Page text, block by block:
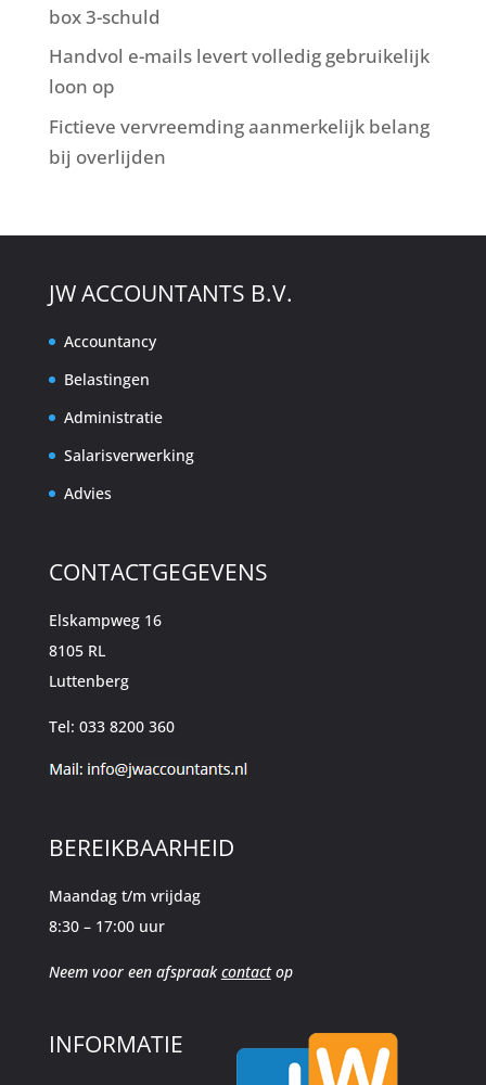
box 3-schuld
Handvol e-mails levert volledig gebruikelijk
loon op
Fictieve vervreemding aanmerkelijk belang
bij overlijden
JW ACCOUNTANTS B.V.
Accountancy
Belastingen
Administratie
Salarisverwerking
Advies
CONTACTGEGEVENS
Elskampweg 16
8105 RL
Luttenberg
Tel: 033 8200 360
BEREIKBAARHEID
Maandag t/m vrijdag
8:30 – 17:00 uur
Neem voor een afspraakcontactop
INFORMATIE